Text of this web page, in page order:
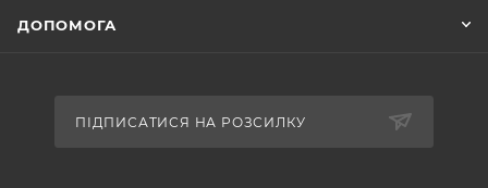
ДОПОМОГА
ПІДПИСАТИСЯ НА РОЗСИЛКУ